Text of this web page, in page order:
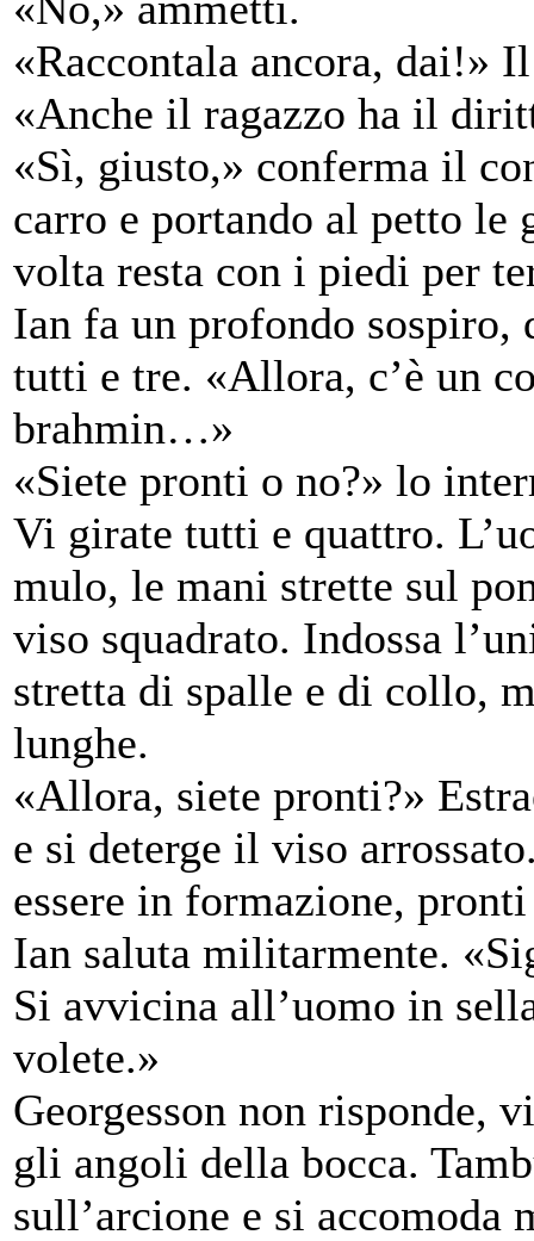
«Raccontala ancora, dai!»
«Anche il ragazzo ha il
«Sì, giusto,» conferma il
carro e portando al petto le
volta resta con i piedi per
Ian fa un profondo
tutti e tre. «Allora, c’è un
brahmin…»
«Siete pronti o no?» lo
Vi girate tutti e quattro.
mulo, le mani strette sul
viso squadrato. Indossa
stretta di spalle e di collo,
lunghe.
«Allora, siete pronti?»
e si deterge il viso
essere in formazione,
Ian saluta militarmente.
Si avvicina all’uomo in
volete.»
Georgesson non risponde,
gli angoli della bocca.
sull’arcione e si